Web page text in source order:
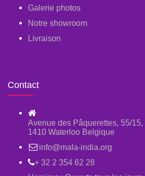
Galerie photos
Notre showroom
Livraison
Contact
Avenue des Pâquerettes, 55/
1410 Waterloo Belgique
info@mala-india.org
+ 32 2 354 62 28